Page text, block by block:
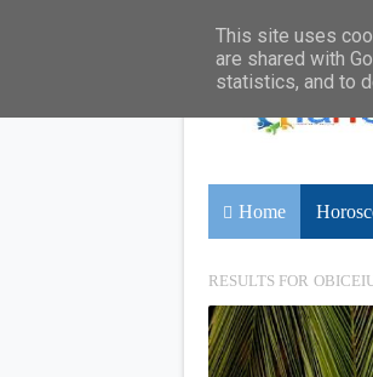
Home
RESULTS FOR
This site uses
are shared with
statistics, and to